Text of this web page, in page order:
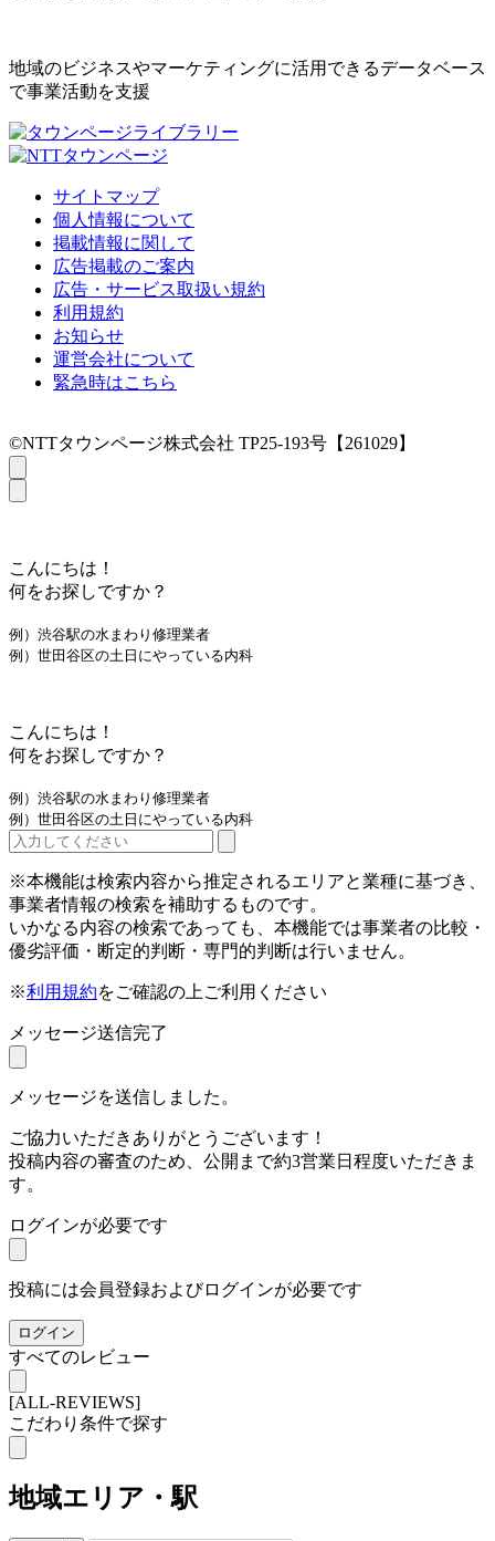
地域のビジネスやマーケティングに活用できるデータベース
で事業活動を支援
サイトマップ
個人情報について
掲載情報に関して
広告掲載のご案内
広告・サービス取扱い規約
利用規約
お知らせ
運営会社について
緊急時はこちら
©NTTタウンページ株式会社 TP25-193号【261029】
こんにちは！
何をお探しですか？
例）渋谷駅の水まわり修理業者
例）世田谷区の土日にやっている内科
こんにちは！
何をお探しですか？
例）渋谷駅の水まわり修理業者
例）世田谷区の土日にやっている内科
※本機能は検索内容から推定されるエリアと業種に基づき、
事業者情報の検索を補助するものです。
いかなる内容の検索であっても、本機能では事業者の比較・
優劣評価・断定的判断・専門的判断は行いません。
※利用規約をご確認の上ご利用ください
メッセージ送信完了
メッセージを送信しました。
ご協力いただきありがとうございます！
投稿内容の審査のため、公開まで約3営業日程度いただきま
す。
ログインが必要です
投稿には会員登録およびログインが必要です
ログイン
すべてのレビュー
[ALL-REVIEWS]
こだわり条件で探す
地域エリア・駅